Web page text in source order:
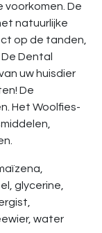
De
natuurlijke
op de tanden,
Dental
uw huisdier
De
Het Woolfies-
glycerine,
water